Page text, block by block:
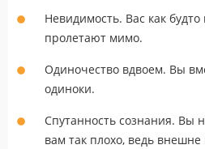
Невидимость. Вас как
пролетают мимо.
Одиночество вдвоем. Вы
одиноки.
Спутанность сознания. Вы
вам так плохо, ведь внешне